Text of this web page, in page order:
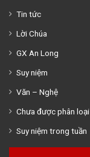
Tin tức
Lời Chúa
GX An Long
Suy niệm
Văn – Nghệ
Chưa được phân loại
Suy niệm trong tuần